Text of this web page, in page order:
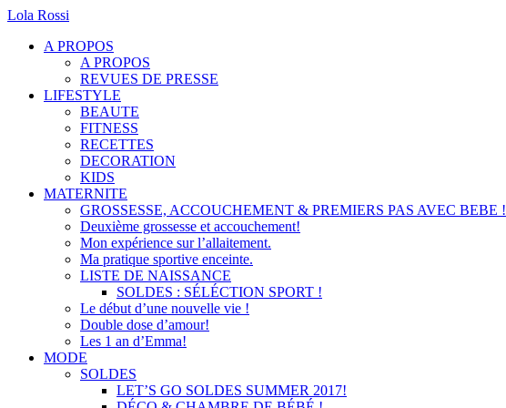
Lola Rossi
A PROPOS
A PROPOS
REVUES DE PRESSE
LIFESTYLE
BEAUTE
FITNESS
RECETTES
DECORATION
KIDS
MATERNITE
GROSSESSE, ACCOUCHEMENT & PREMIERS PAS AVEC BEBE !
Deuxième grossesse et accouchement!
Mon expérience sur l’allaitement.
Ma pratique sportive enceinte.
LISTE DE NAISSANCE
SOLDES : SÉLÉCTION SPORT !
Le début d’une nouvelle vie !
Double dose d’amour!
Les 1 an d’Emma!
MODE
SOLDES
LET’S GO SOLDES SUMMER 2017!